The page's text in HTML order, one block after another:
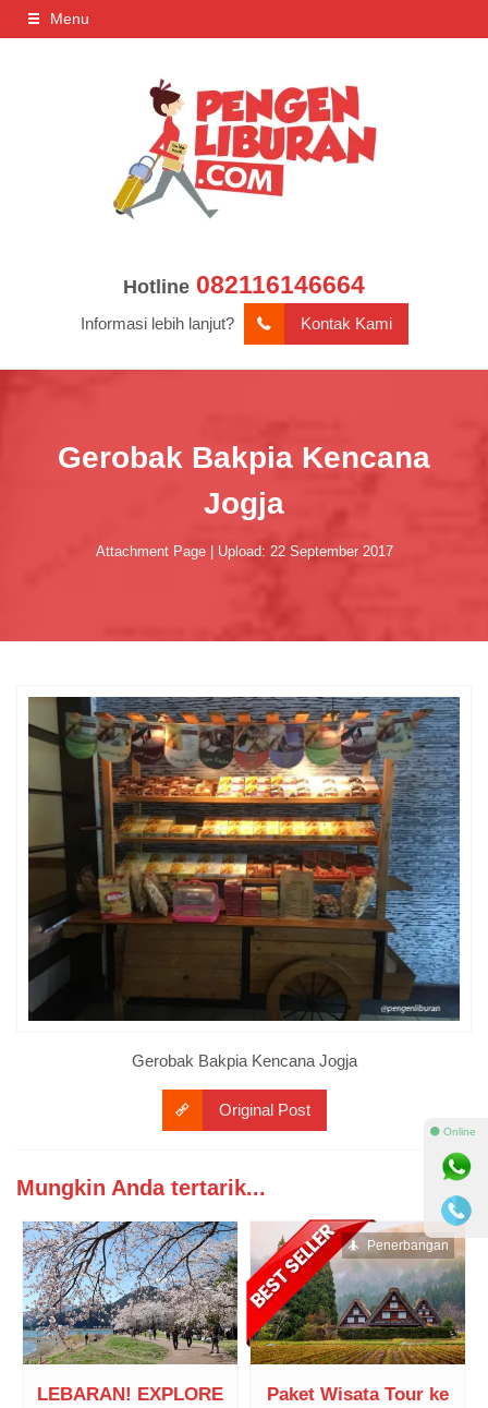
Menu
Hotline 082116146664
Informasi lebih lanjut? Kontak Kami
Gerobak Bakpia Kencana
Jogja
Attachment Page | Upload: 22 September 2017
Gerobak Bakpia Kencana Jogja
Original Post
Mungkin Anda tertarik...
LEBARAN! EXPLORE
Paket Wisata Tour ke
Penerbangan
⚫ Online